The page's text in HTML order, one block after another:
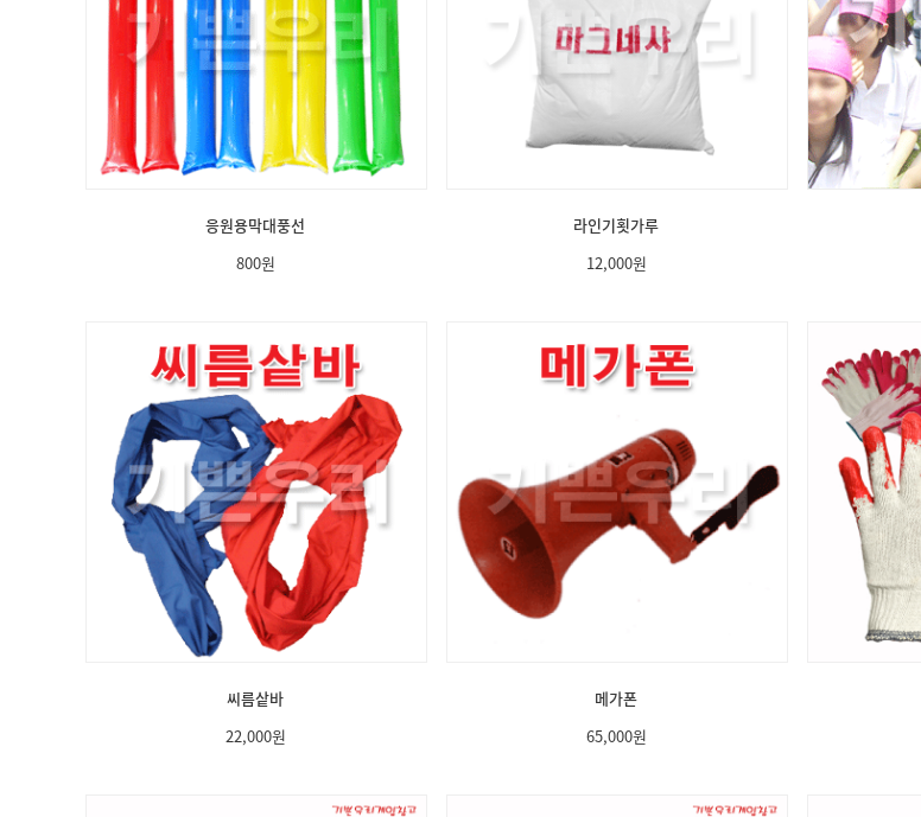
응원용막대풍선
800원
라인기횟가루
12,000원
씨름샅바
22,000원
메가폰
65,000원